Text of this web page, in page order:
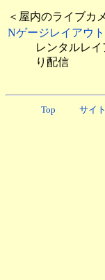
＜屋内のライブカ
Nゲージレイアウ
レンタルレイ
り配信
Top サイ